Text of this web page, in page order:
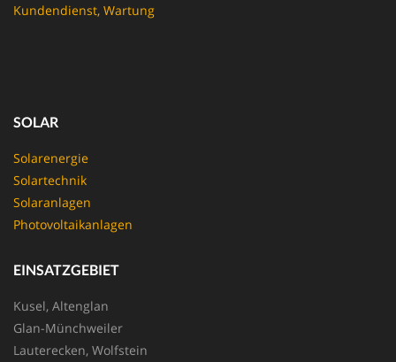
Kundendienst, Wartung
SOLAR
Solarenergie
Solartechnik
Solaranlagen
Photovoltaikanlagen
EINSATZGEBIET
Kusel, Altenglan
Glan-Münchweiler
Lauterecken, Wolfstein